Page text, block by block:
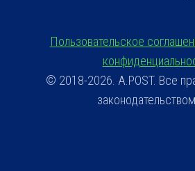
Пользовательское
© 2018-2026. A.POST. Все